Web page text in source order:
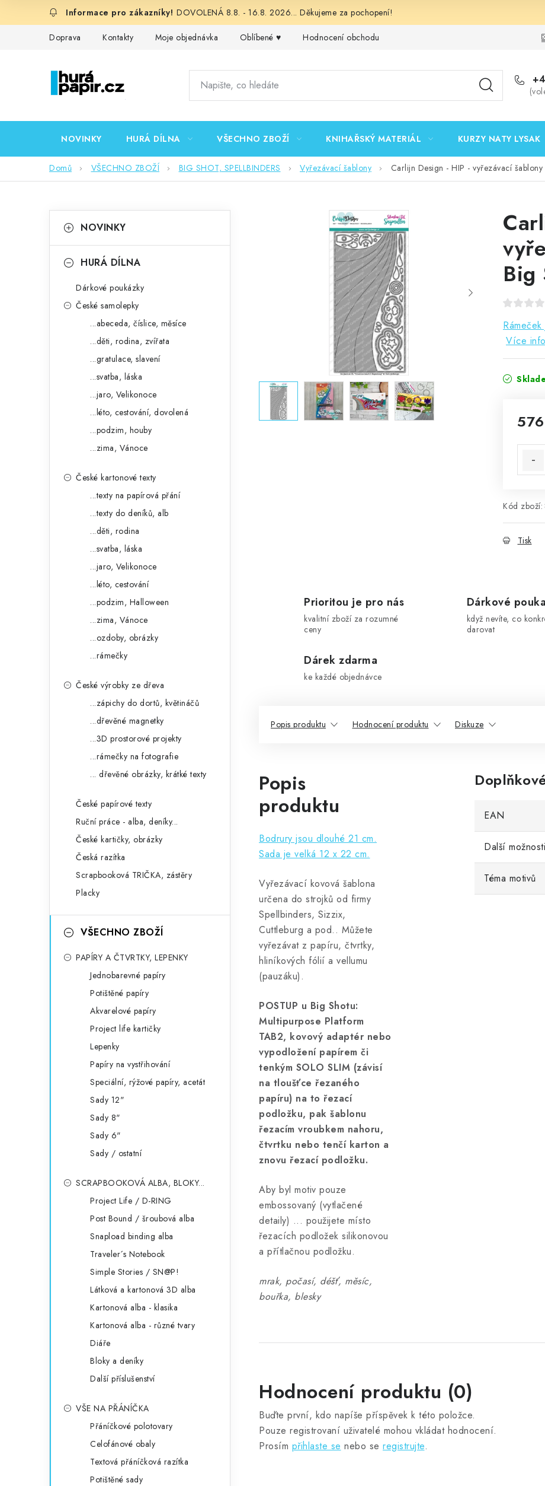
DOVOLENÁ 8.8. - 16.8. 2026... Děkujeme za pochopení!
Doprava Kontakty Moje objednávka Oblíbené ♥️ Hodnocení obchodu Podmínky
NOVINKY HURÁ DÍLNA VŠECHNO ZBOŽÍ KNIHAŘSKÝ MATERIÁL KURZY NATY LYSAK
Domů VŠECHNO ZBOŽÍ BIG SHOT, SPELLBINDERS Vyřezávací šablony Carlijn Design - HIP - vyřezávací
okategorie
a
NOVINKY
HURÁ DÍLNA
Dárkové poukázky
České samolepky
...abeceda, číslice, měsíce
...děti, rodina, zvířata
...gratulace, slavení
...svatba, láska
...jaro, Velikonoce
...léto, cestování, dovolená
...podzim, houby
...zima, Vánoce
České kartonové texty
...texty na papírová přání
...texty do deníků, alb
...děti, rodina
...svatba, láska
...jaro, Velikonoce
...léto, cestování
...podzim, Halloween
...zima, Vánoce
...ozdoby, obrázky
...rámečky
České výrobky ze dřeva
...zápichy do dortů, květináčů
...dřevěné magnetky
...3D prostorové projekty
...rámečky na fotografie
... dřevěné obrázky, krátké texty
České papírové texty
Ruční práce - alba, deníky...
České kartičky, obrázky
Česká razítka
Scrapbooková TRIČKA, zástěry
Placky
VŠECHNO ZBOŽÍ
PAPÍRY A ČTVRTKY, LEPENKY
Jednobarevné papíry
Potištěné papíry
Akvarelové papíry
Project life kartičky
Lepenky
Papíry na vystřihování
Speciální, rýžové papíry, acetát
Sady 12"
Sady 8"
Sady 6"
Sady / ostatní
SCRAPBOOKOVÁ ALBA, BLOKY...
Project Life / D-RING
Post Bound / šroubová alba
Snapload binding alba
Traveler´s Notebook
Simple Stories / SN@P!
Látková a kartonová 3D alba
Kartonová alba - klasika
Kartonová alba - různé tvary
Diáře
Bloky a deníky
Další příslušenství
VŠE NA PŘÁNÍČKA
Přáníčkové polotovary
Celofánové obaly
Textová přáníčková razítka
Potištěné sady
Big
Více
Kód zboží:
Tisk
Prioritou je pro nás
kvalitní zboží za rozumné
ceny
Dárkové
když nevíte, co
darovat
Dárek zdarma
ke každé objednávce
Popis produktu Hodnocení produktu Diskuze
Popis
produktu
Bodrury jsou dlouhé 21 cm.
Sada je velká 12 x 22 cm.
Vyřezávací kovová šablona
určena do strojků od firmy
Spellbinders, Sizzix,
Cuttleburg a pod.. Můžete
vyřezávat z papíru, čtvrtky,
hliníkových fólií a vellumu
(pauzáku).
POSTUP u Big Shotu:
Multipurpose Platform
TAB2, kovový adaptér nebo
vypodložení papírem či
tenkým SOLO SLIM (závisí
na tloušťce řezaného
papíru) na to řezací
podložku, pak šablonu
řezacím vroubkem nahoru,
čtvrtku nebo tenčí karton a
znovu řezací podložku.
Aby byl motiv pouze
embossovaný (vytlačené
detaily) ... použijete místo
řezacích podložek silikonovou
a přítlačnou podložku.
mrak, počasí, déšť, měsíc,
bouřka, blesky
EAN
Další možnosti
Téma motivů
Hodnocení produktu (0)
Buďte první, kdo napíše příspěvek k této položce.
Pouze registrovaní uživatelé mohou vkládat hodnocení.
Prosím přihlaste se nebo se registrujte.